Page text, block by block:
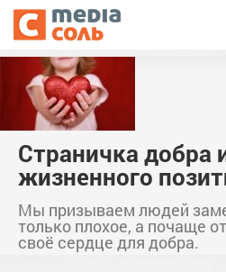
Страничка добра
жизненного
Мы призываем людей
только плохое, а почаще
своё сердце для добра.